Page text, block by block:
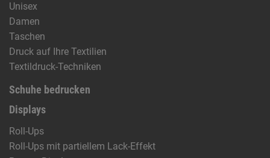
Unisex
Damen
Taschen
Druck auf Ihre Textilien
Textildruck-Techniken
Schuhe bedrucken
Displays
Roll-Ups
Roll-Ups mit partiellem Lack-Effekt